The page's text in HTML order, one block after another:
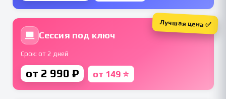
Сессия под ключ
Срок: от 2 дней
от 2 990 ₽ от 149 ⭐
Лучшая цена ✅